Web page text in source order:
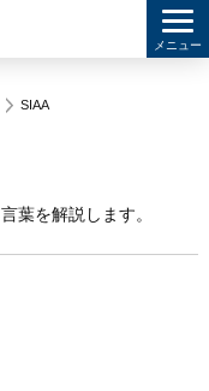
SIAA
葉を解説します。
メニュー